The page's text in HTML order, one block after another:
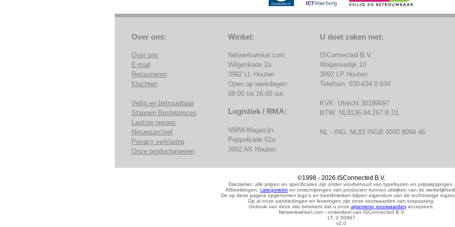
Over ons:
Over ons
E-mail
Retourneren
Klachten
Veilig en betrouwbaar
Stappen Bestelproces
Laatste nieuws
Nieuwsarchief
Privacy verklaring
Onze productgroepen
Winkel:
Netwerkwinkel.com.
Wilgenkade 2a
3992 LL Houten
Open op werkdagen:
08:00 tot 16:00 uur.
Logistiek / RMA:
NWW-Magazijn
Peppelkade 52a
3992 AK Houten
U doet zaken met:
ISConnected B.V.
Waijensedijk 10
3992 LP Houten
Telefoon: 030-634 0 634
KVK: Utrecht 30199697
BTW: NL8136.94.267.B.01
NL - ING: NL83 INGB 0000 8094 46
©1998 - 2026 ISConnected B.V.
Disclaimer: alle prijzen en specificaties zijn onder voorbehoud van typefouten en prijswijzigingen.
Afbeeldingen, categorieën en omschrijvingen van producten kunnen afwijken van de werkelijkheid.
De op deze pagina opgenomen logo's en beeldmerken blijven eigendom van de rechtmatige
Op al onze aanbiedingen en leveringen zijn onze voorwaarden van toepassing.
Gebruik van deze site betekent dat u onze algemene voorwaarden accepteert.
Netwerkwinkel.com - onderdeel van ISConnected B.V
LT: 0.50967
v2.0